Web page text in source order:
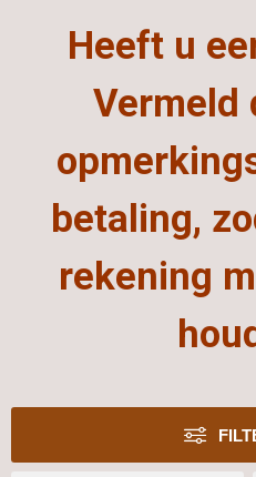
Heeft u
Vermeld
betaling,
rekening